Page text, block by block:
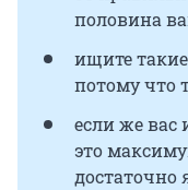
половина
ищите такие
потому что
если же вас
это
достаточно